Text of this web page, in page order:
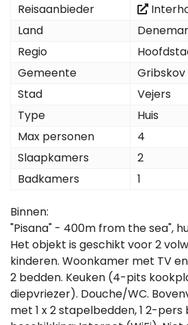
Reisaanbieder
Land
Regio
Gemeente
Gribskov
Stad
Vejers
Type
Huis
Max personen
4
Slaapkamers
2
Badkamers
1
Binnen:
"Pisana" - 400m from the sea",
Het objekt is geschikt voor 2
kinderen. Woonkamer met TV
2 bedden. Keuken (4-pits
diepvriezer). Douche/WC.
met 1 x 2 stapelbedden, 1 2-pers